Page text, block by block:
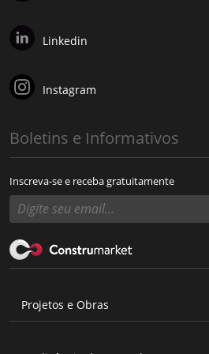
Linkedin
Instagram
Boletins e Informativos
Inscreva-se e receba gratuitamente
Projetos e Obras